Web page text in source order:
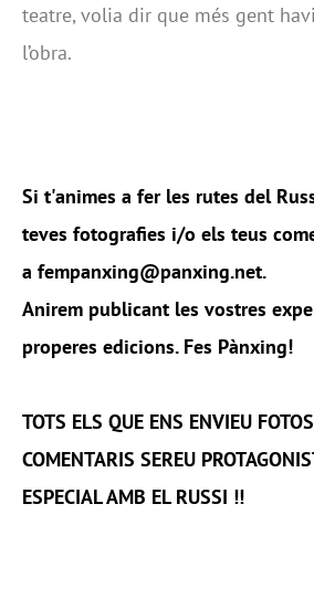
teatre, volia dir que més gent
l’obra.
Si t'animes a fer les rutes del
teves fotografies i/o els teus
a fempanxing@panxing.net.
Anirem publicant les vostres
properes edicions. Fes Pànxing!
TOTS ELS QUE ENS ENVIEU
COMENTARIS SEREU
ESPECIAL AMB EL RUSSI !!